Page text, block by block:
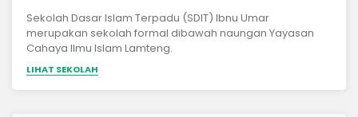
Sekolah Dasar Islam Terpadu (SDIT) Ibnu Umar
merupakan sekolah formal dibawah naungan Yayasan
Cahaya Ilmu Islam Lamteng.
LIHAT SEKOLAH